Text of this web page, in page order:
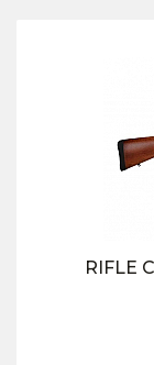
RIFLE